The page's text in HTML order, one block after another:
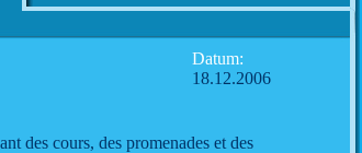
Datum:
18.12.2006
des cours, des promenades et des